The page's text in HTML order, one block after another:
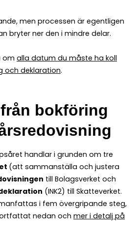
men processen är egentligen
bryter ner den i mindre delar.
om alla datum du måste ha koll
och deklaration.
bokföring
handlar i grunden om tre
(att sammanställa och justera
till Bolagsverket och
(INK2) till Skatteverket.
i fem övergripande steg,
nedan och mer i detalj på